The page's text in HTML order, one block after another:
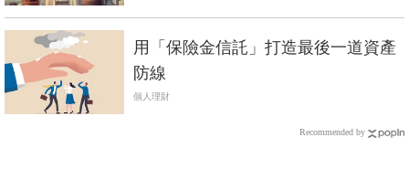
用「保險金信託」打造最後一道資產
防線
個人理財
Recommended by